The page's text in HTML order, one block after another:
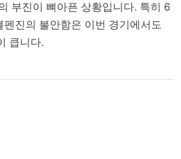
부진이 뼈아픈 상황입니다. 특히 6
진의 불안함은 이번 경기에서도
큽니다.